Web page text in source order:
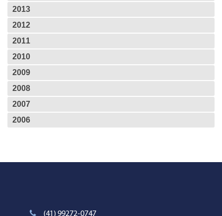
2013
2012
2011
2010
2009
2008
2007
2006
(41) 99272-0747